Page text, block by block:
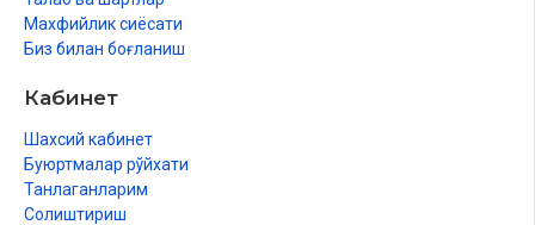
Махфийлик сиёсати
Биз билан боғланиш
Кабинет
Шахсий кабинет
Буюртмалар рўйхати
Танлаганларим
Солиштириш